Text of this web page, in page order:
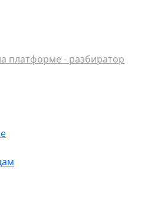
платформе - разбиратор